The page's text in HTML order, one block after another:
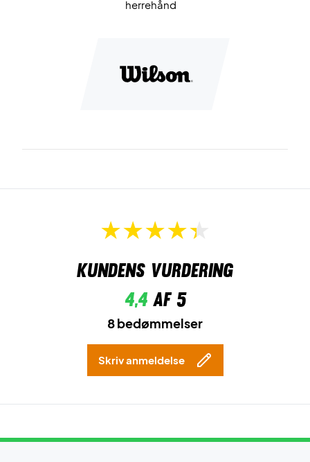
herrehånd
Kundens vurdering
4,4af 5
8 bedømmelser
Skriv anmeldelse